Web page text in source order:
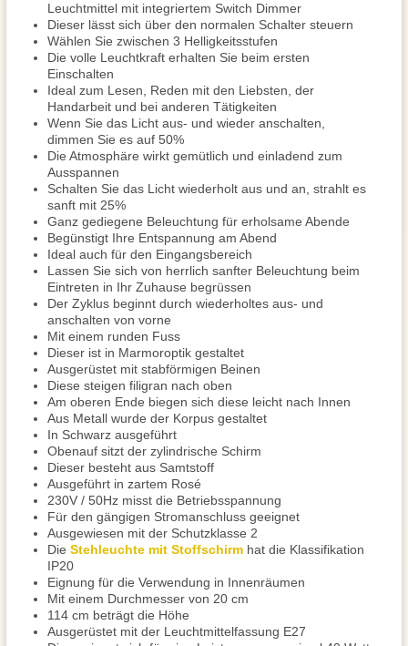
Leuchtmittel mit integriertem Switch Dimmer
Dieser lässt sich über den normalen Schalter steuern
Wählen Sie zwischen 3 Helligkeitsstufen
Die volle Leuchtkraft erhalten Sie beim ersten
Einschalten
Ideal zum Lesen, Reden mit den Liebsten, der
Handarbeit und bei anderen Tätigkeiten
Wenn Sie das Licht aus- und wieder anschalten,
dimmen Sie es auf 50%
Die Atmosphäre wirkt gemütlich und einladend zum
Ausspannen
Schalten Sie das Licht wiederholt aus und an, strahlt es
sanft mit 25%
Ganz gediegene Beleuchtung für erholsame Abende
Begünstigt Ihre Entspannung am Abend
Ideal auch für den Eingangsbereich
Lassen Sie sich von herrlich sanfter Beleuchtung beim
Eintreten in Ihr Zuhause begrüssen
Der Zyklus beginnt durch wiederholtes aus- und
anschalten von vorne
Mit einem runden Fuss
Dieser ist in Marmoroptik gestaltet
Ausgerüstet mit stabförmigen Beinen
Diese steigen filigran nach oben
Am oberen Ende biegen sich diese leicht nach Innen
Aus Metall wurde der Korpus gestaltet
In Schwarz ausgeführt
Obenauf sitzt der zylindrische Schirm
Dieser besteht aus Samtstoff
Ausgeführt in zartem Rosé
230V / 50Hz misst die Betriebsspannung
Für den gängigen Stromanschluss geeignet
Ausgewiesen mit der Schutzklasse 2
Die Stehleuchte mit Stoffschirm hat die Klassifikation
IP20
Eignung für die Verwendung in Innenräumen
Mit einem Durchmesser von 20 cm
114 cm beträgt die Höhe
Ausgerüstet mit der Leuchtmittelfassung E27